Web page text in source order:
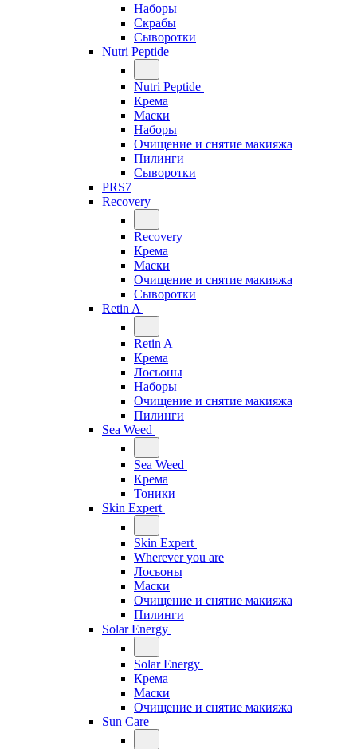
Наборы
Скрабы
Сыворотки
Nutri Peptide
Nutri Peptide
Крема
Маски
Наборы
Очищение и снятие макияжа
Пилинги
Сыворотки
PRS7
Recovery
Recovery
Крема
Маски
Очищение и снятие макияжа
Сыворотки
Retin A
Retin A
Крема
Лосьоны
Наборы
Очищение и снятие макияжа
Пилинги
Sea Weed
Sea Weed
Крема
Тоники
Skin Expert
Skin Expert
Wherever you are
Лосьоны
Маски
Очищение и снятие макияжа
Пилинги
Solar Energy
Solar Energy
Крема
Маски
Очищение и снятие макияжа
Sun Care